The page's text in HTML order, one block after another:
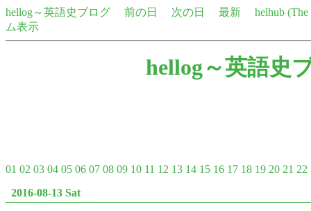
hellog～英語史ブログ 前の日 次の日 最新
helhub
ム表示
hellog～英語史
01 02 03 04 05 06 07 08 09 10 11 12 13 14 15 16 17 18 19 20 21 22
2016-08-13 Sat